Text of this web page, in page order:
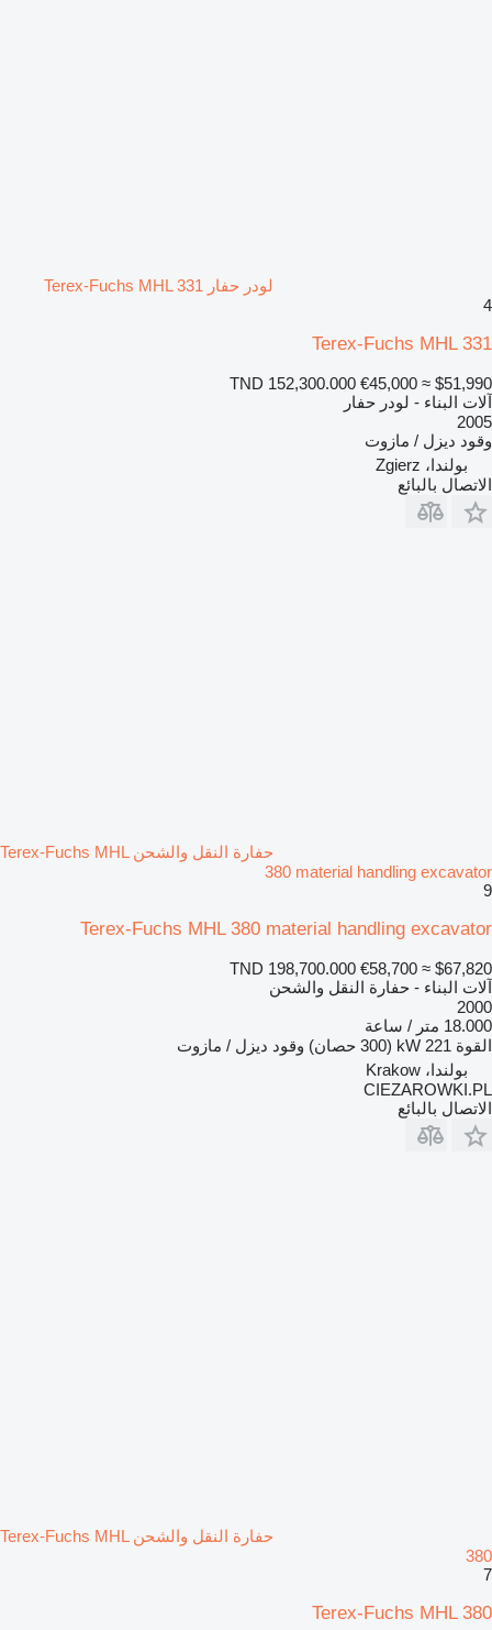
لودر حفار Terex-Fuchs MHL 331
4
Terex-Fuchs MHL 331
TND 152,300.000 €45,000 ≈ $51,990
آلات البناء - لودر حفار
2005
وقود ديزل / مازوت
بولندا، Zgierz
الاتصال بالبائع
حفارة النقل والشحن Terex-Fuchs MHL
380 material handling excavator
9
Terex-Fuchs MHL 380 material handling excavator
TND 198,700.000 €58,700 ≈ $67,820
آلات البناء - حفارة النقل والشحن
2000
18.000 متر / ساعة
القوة 221 kW (300 حصان) وقود ديزل / مازوت
بولندا، Krakow
CIEZAROWKI.PL
الاتصال بالبائع
حفارة النقل والشحن Terex-Fuchs MHL
380
7
Terex-Fuchs MHL 380